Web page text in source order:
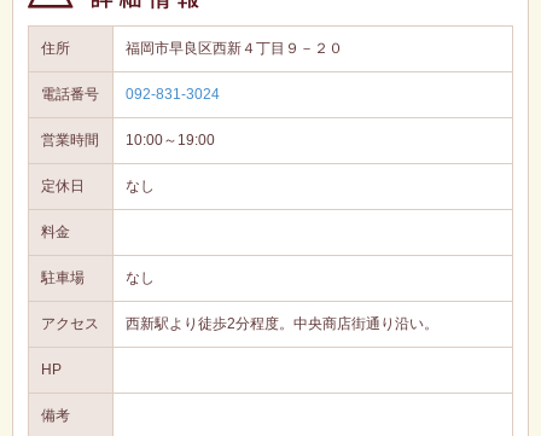
住所 福岡市早良区西新４丁目９－２０
電話番号 092-831-3024
営業時間 10:00～19:00
定休日 なし
料金
駐車場 なし
アクセス 西新駅より徒歩2分程度。中央商店街通り沿い。
HP
備考